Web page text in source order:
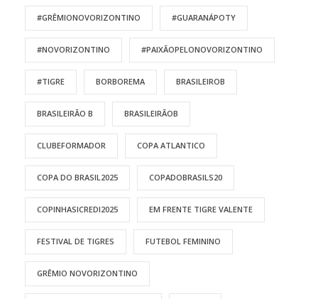
#GRÊMIONOVORIZONTINO #GUARANÁPOTY
#NOVORIZONTINO #PAIXÃOPELONOVORIZONTINO
#TIGRE BORBOREMA BRASILEIROB
BRASILEIRÃO B BRASILEIRÃOB
CLUBEFORMADOR COPA ATLANTICO
COPA DO BRASIL2025 COPADOBRASILS20
COPINHASICREDI2025 EM FRENTE TIGRE VALENTE
FESTIVAL DE TIGRES FUTEBOL FEMININO
GRÊMIO NOVORIZONTINO